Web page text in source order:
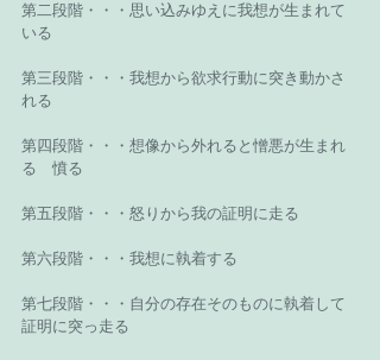
第二段階・・・思い込みゆえに我想が生まれて
いる
第三段階・・・我想から欲求行動に突き動かさ
れる
第四段階・・・想像から外れると憎悪が生まれ
る　憤る
第五段階・・・怒りから我の証明に走る
第六段階・・・我想に執着する
第七段階・・・自分の存在そのものに執着して
証明に突っ走る